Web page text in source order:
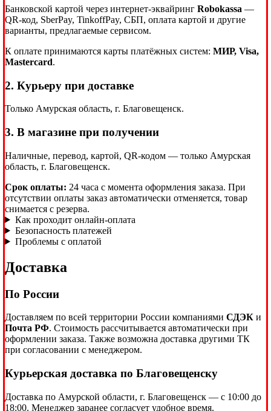
Банковской картой через интернет-эквайринг Robokassa —
QR-код, SberPay, TinkoffPay, СБП, оплата картой и другие
варианты, предлагаемые сервисом.
К оплате принимаются карты платёжных систем: МИР, Visa,
Mastercard.
2. Курьеру при доставке
Только Амурская область, г. Благовещенск.
3. В магазине при получении
Наличные, перевод, картой, QR-кодом — только Амурская
область, г. Благовещенск.
Срок оплаты: 24 часа с момента оформления заказа. При
отсутствии оплаты заказ автоматически отменяется, товар
снимается с резерва.
Как проходит онлайн-оплата
Безопасность платежей
Проблемы с оплатой
Доставка
По России
Доставляем по всей территории России компаниями СДЭК и
Почта РФ. Стоимость рассчитывается автоматически при
оформлении заказа. Также возможна доставка другими ТК
при согласовании с менеджером.
Курьерская доставка по Благовещенску
Доставка по Амурской области, г. Благовещенск — с 10:00 до
18:00. Менеджер заранее согласует удобное время.